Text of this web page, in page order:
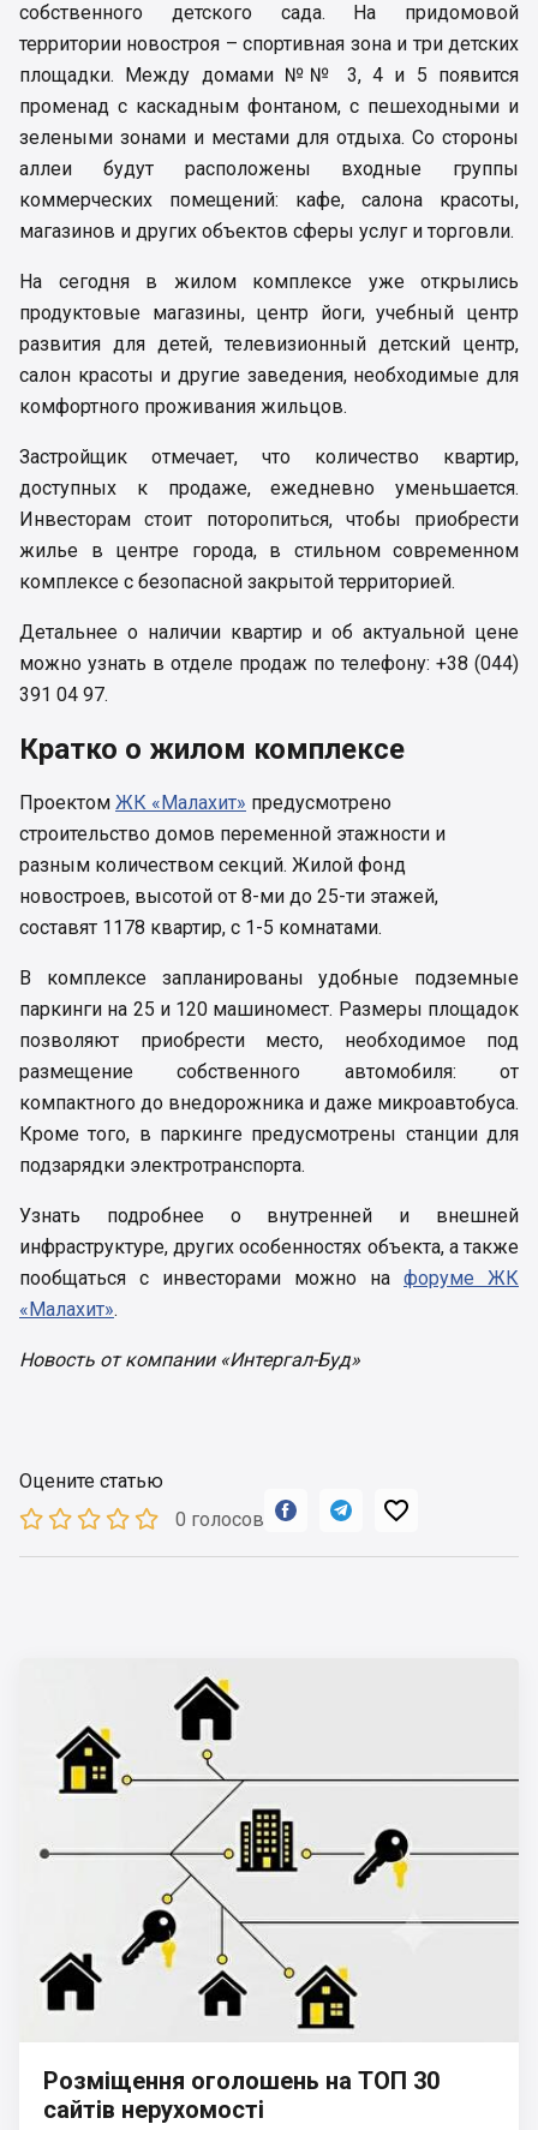
собственного детского сада. На придомовой
территории новостроя – спортивная зона и три детских
площадки. Между домами №№ 3, 4 и 5 появится
променад с каскадным фонтаном, с пешеходными и
зелеными зонами и местами для отдыха. Со стороны
аллеи будут расположены входные группы
коммерческих помещений: кафе, салона красоты,
магазинов и других объектов сферы услуг и торговли.
На сегодня в жилом комплексе уже открылись
продуктовые магазины, центр йоги, учебный центр
развития для детей, телевизионный детский центр,
салон красоты и другие заведения, необходимые для
комфортного проживания жильцов.
Застройщик отмечает, что количество квартир,
доступных к продаже, ежедневно уменьшается.
Инвесторам стоит поторопиться, чтобы приобрести
жилье в центре города, в стильном современном
комплексе с безопасной закрытой территорией.
Детальнее о наличии квартир и об актуальной цене
можно узнать в отделе продаж по телефону: +38 (044)
391 04 97.
Кратко о жилом комплексе
Проектом ЖК «Малахит» предусмотрено
строительство домов переменной этажности и
разным количеством секций. Жилой фонд
новостроев, высотой от 8-ми до 25-ти этажей,
составят 1178 квартир, с 1-5 комнатами.
В комплексе запланированы удобные подземные
паркинги на 25 и 120 машиномест. Размеры площадок
позволяют приобрести место, необходимое под
размещение собственного автомобиля: от
компактного до внедорожника и даже микроавтобуса.
Кроме того, в паркинге предусмотрены станции для
подзарядки электротранспорта.
Узнать подробнее о внутренней и внешней
инфраструктуре, других особенностях объекта, а также
пообщаться с инвесторами можно на форуме ЖК
«Малахит».
Новость от компании «Интергал-Буд»
Оцените статью
0 голосов
  
Розміщення оголошень на ТОП 30
сайтів нерухомості